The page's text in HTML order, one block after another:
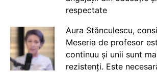
respectate
Aura Stănculescu,
Meseria de profesor
continuu și unii sunt
rezistenți. Este